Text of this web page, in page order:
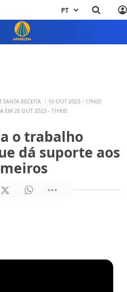
PT
SANTA RECEITA
10 OUT 2023 - 17H00
EM 26 OUT 2023 - 11H00
o trabalho
dá suporte aos